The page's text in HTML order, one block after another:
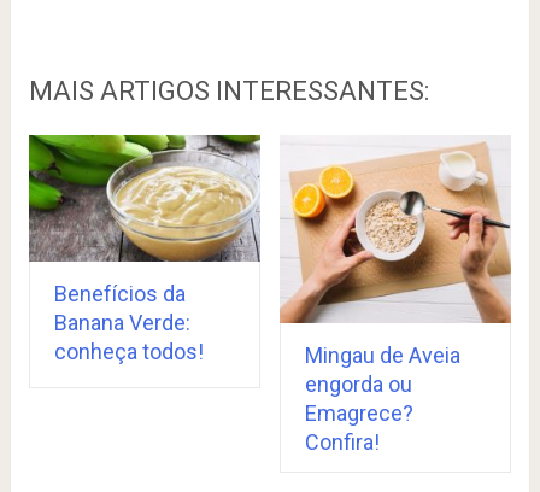
MAIS ARTIGOS INTERESSANTES:
Benefícios da
Banana Verde:
conheça todos!
Mingau de Aveia
engorda ou
Emagrece?
Confira!